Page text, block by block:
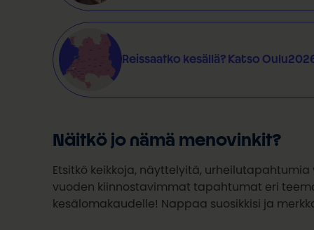
Reissaatko kesällä? Katso
Näitkö jo nämä menovinkit?
Etsitkö keikkoja, näyttelyitä,
vuoden kiinnostavimmat tapahtumat eri
kesälomakaudelle! Nappaa suosikkisi ja